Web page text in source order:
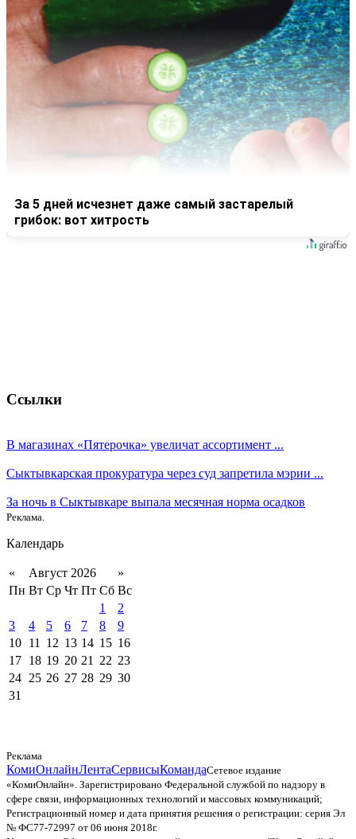
За 5 дней исчезнет даже самый застарелый
грибок: вот хитрость
Ссылки
В магазинах «Пятерочка» увеличат ассортимент ...
Сыктывкарская прокуратура через суд запретила мэрии ...
За ночь в Сыктывкаре выпала месячная норма осадков
Реклама.
Календарь
« Август 2026
»
Пн Вт Ср Чт Пт Сб Вс
1
2
3
4 5 6 7 8
9
10 11 12 13 14 15 16
17 18 19 20 21 22 23
24 25 26 27 28 29 30
31
Реклама
КомиОнлайнЛентаСервисыКомандаСетевое издание
«КомиОнлайн». Зарегистрировано Федеральной службой по надзору в
сфере связи, информационных технологий и массовых коммуникаций;
Регистрационный номер и дата принятия решения о регистрации: серия Эл
№ ФС77-72997 от 06 июня 2018г.